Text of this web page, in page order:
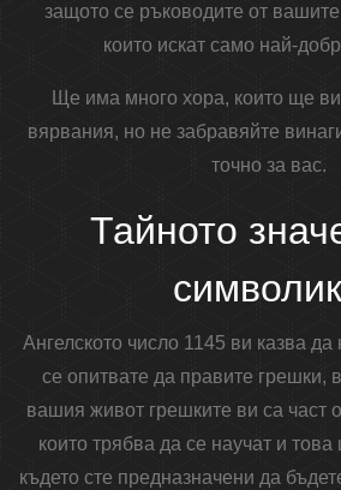
защото се ръководите от вашите
които искат само най-
Ще има много хора, които ще
вярвания, но не забравяйте
точно за вас.
Тайното
Ангелското число 1145 ви казва да
се опитвате да правите грешки,
вашия живот грешките ви са част
които трябва да се научат и
където сте предназначени да